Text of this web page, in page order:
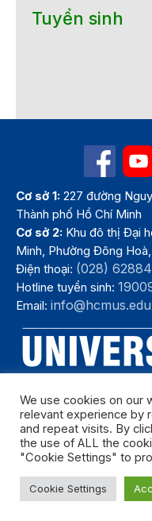
Tuyển sinh
Cơ sở 1: 227 đường
Thành phố Hồ Chí Minh
Cơ sở 2: Khu đô thị Đại
Minh, Phường Đông
Điện thoại: (028)
Hotline tuyển sinh:
Email:
Bản quyền thuộc Trường
gia Thành
We use cookies on our
relevant experience by
and repeat visits. By
the use of ALL the
"Cookie Settings" to
Cookie Settings